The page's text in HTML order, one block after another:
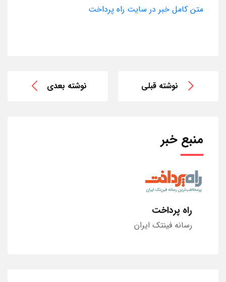
متن کامل خبر در سایت راه پرداخت
نوشته قبلی نوشته بعدی
منبع خبر
راه پرداخت
رسانه فینتک ایران